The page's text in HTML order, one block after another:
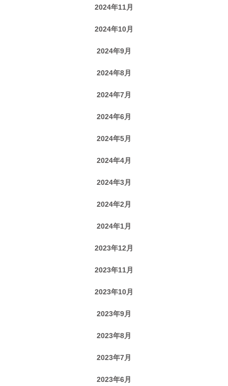
2024年11月
2024年10月
2024年9月
2024年8月
2024年7月
2024年6月
2024年5月
2024年4月
2024年3月
2024年2月
2024年1月
2023年12月
2023年11月
2023年10月
2023年9月
2023年8月
2023年7月
2023年6月